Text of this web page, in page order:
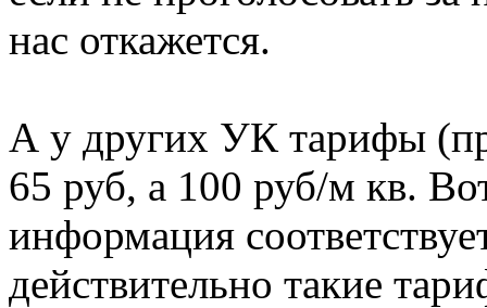
нас откажется.
А у других УК тарифы
65 руб, а 100 руб/м кв.
информация
действительно такие